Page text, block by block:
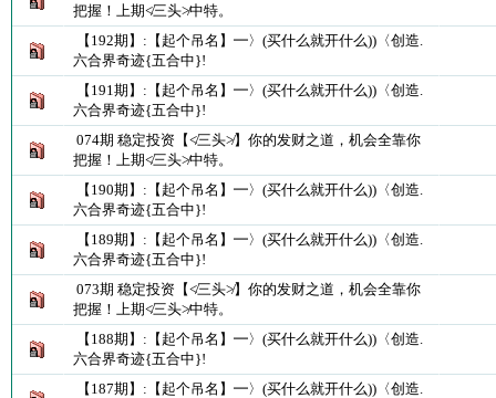
把握！上期≮三头≯中特。
【192期】:【起个吊名】━〉(买什么就开什么))〈创造.
六合界奇迹{五合中}!
【191期】:【起个吊名】━〉(买什么就开什么))〈创造.
六合界奇迹{五合中}!
074期 稳定投资【≮三头≯】你的发财之道，机会全靠你
把握！上期≮三头≯中特。
【190期】:【起个吊名】━〉(买什么就开什么))〈创造.
六合界奇迹{五合中}!
【189期】:【起个吊名】━〉(买什么就开什么))〈创造.
六合界奇迹{五合中}!
073期 稳定投资【≮三头≯】你的发财之道，机会全靠你
把握！上期≮三头≯中特。
【188期】:【起个吊名】━〉(买什么就开什么))〈创造.
六合界奇迹{五合中}!
【187期】:【起个吊名】━〉(买什么就开什么))〈创造.